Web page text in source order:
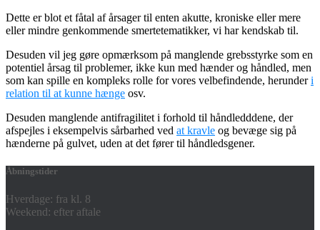
Dette er blot et fåtal af årsager til enten akutte, kroniske eller mere
eller mindre genkommende smertetematikker, vi har kendskab til.
Desuden vil jeg gøre opmærksom på manglende grebsstyrke som en
potentiel årsag til problemer, ikke kun med hænder og håndled, men
som kan spille en kompleks rolle for vores velbefindende, herunderi
relation til at kunne hænge osv.
Desuden manglende antifragilitet i forhold til håndledddene, der
afspejles i eksempelvis sårbarhed ved at kravle og bevæge sig på
hænderne på gulvet, uden at det fører til håndledsgener.
Åbningstider
Hverdage: fra kl. 8
Weekend: efter aftale